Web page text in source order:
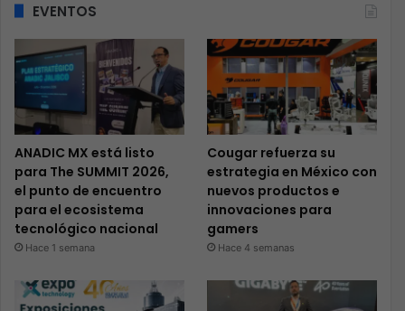
EVENTOS
ANADIC MX está listo
para The SUMMIT 2026,
el punto de encuentro
para el ecosistema
tecnológico nacional
Hace 1 semana
Cougar refuerza su
estrategia en México con
nuevos productos e
innovaciones para
gamers
Hace 4 semanas